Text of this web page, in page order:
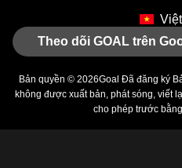
Theo dõi GOAL trên
Bản quyền © 2026Goal Đã đăng ký
không được xuất bản, phát sóng, viết
cho phép trước